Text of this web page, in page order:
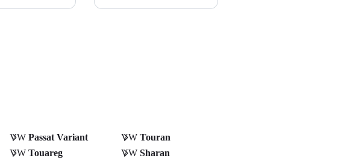
VWPassat Variant VW Touran
VWTouareg VW Sharan